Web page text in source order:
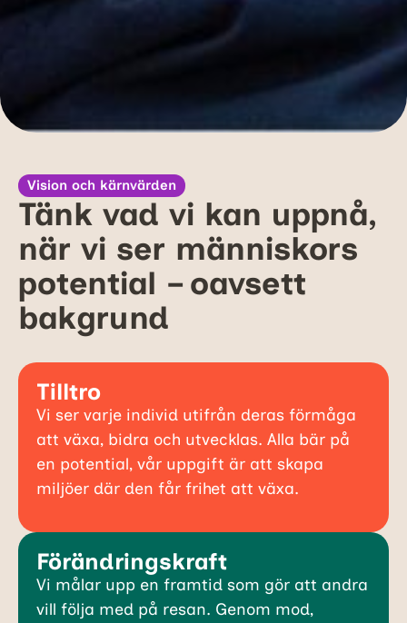
Vision och kärnvärden
Tänk vad vi kan uppnå,
när vi ser människors
potential – oavsett
bakgrund
Tilltro
Vi ser varje individ utifrån deras förmåga
att växa, bidra och utvecklas. Alla bär på
en potential, vår uppgift är att skapa
miljöer där den får frihet att växa.
Förändringskraft
Vi målar upp en framtid som gör att andra
vill följa med på resan. Genom mod,